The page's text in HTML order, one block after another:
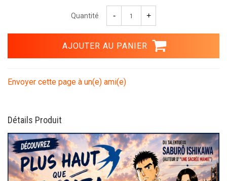
Quantité
Envoyer cette page à un(e) ami(e)
Détails Produit